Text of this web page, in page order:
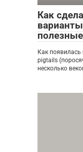
Как
Как появилась
pigtails
несколько